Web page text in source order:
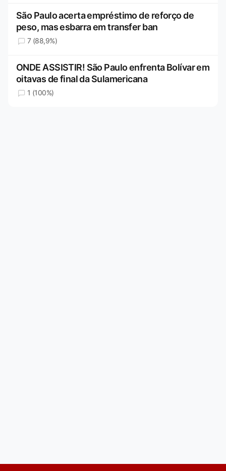
São Paulo acerta empréstimo de reforço de
peso, mas esbarra em transfer ban
7 (88,9%)
ONDE ASSISTIR! São Paulo enfrenta Bolívar em
oitavas de final da Sulamericana
1 (100%)